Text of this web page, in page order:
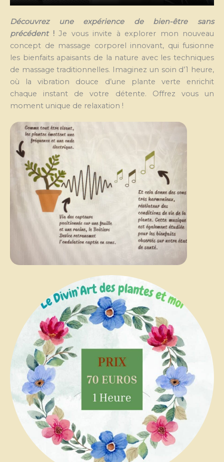
Découvrez une expérience de bien-être sans
précédent!Je vous invite à explorer mon nouveau
concept de massage corporel innovant, qui fusionne
les bienfaits apaisants de la nature avec les techniques
de massage traditionnelles. Imaginez un soin d’1 heure,
où la vibration douce d’une plante verte enrichit
chaque instant de votre détente. Offrez vous un
moment unique de relaxation !